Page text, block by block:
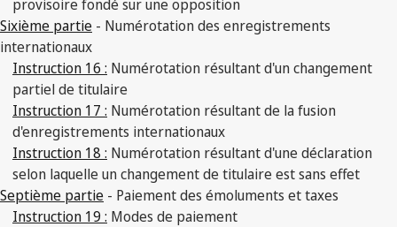
provisoire fondé sur une opposition
Sixième partie - Numérotation des enregistrements
internationaux
Instruction 16 : Numérotation résultant d'un changement
partiel de titulaire
Instruction 17 : Numérotation résultant de la fusion
d'enregistrements internationaux
Instruction 18 : Numérotation résultant d'une déclaration
selon laquelle un changement de titulaire est sans effet
Septième partie - Paiement des émoluments et taxes
Instruction 19 : Modes de paiement